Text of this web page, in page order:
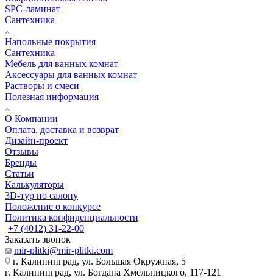
SPC-ламинат
Сантехника
Напольные покрытия
Сантехника
Мебель для ванных комнат
Аксессуары для ванных комнат
Растворы и смеси
Полезная информация
О Компании
Оплата, доставка и возврат
Дизайн-проект
Отзывы
Бренды
Статьи
Калькуляторы
3D-тур по салону
Положение о конкурсе
Политика конфиденциальности
+7 (4012) 31-22-00
Заказать звонок
mir-plitki@mir-plitki.com
г. Калининград, ул. Большая Окружная, 5
г. Калининград, ул. Богдана Хмельницкого, 117-121